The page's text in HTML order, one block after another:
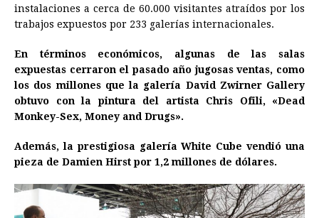
instalaciones a cerca de 60.000 visitantes atraídos por los
trabajos expuestos por 233 galerías internacionales.
En términos económicos, algunas de las salas
expuestas cerraron el pasado año jugosas ventas, como
los dos millones que la galería David Zwirner Gallery
obtuvo con la pintura del artista Chris Ofili, «Dead
Monkey-Sex, Money and Drugs».
Además, la prestigiosa galería White Cube vendió una
pieza de Damien Hirst por 1,2 millones de dólares.